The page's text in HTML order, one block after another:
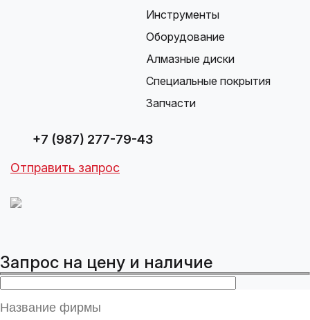
Инструменты
Оборудование
Алмазные диски
Специальные покрытия
Запчасти
+7 (987) 277-79-43
Отправить запрос
Запрос на цену и наличие